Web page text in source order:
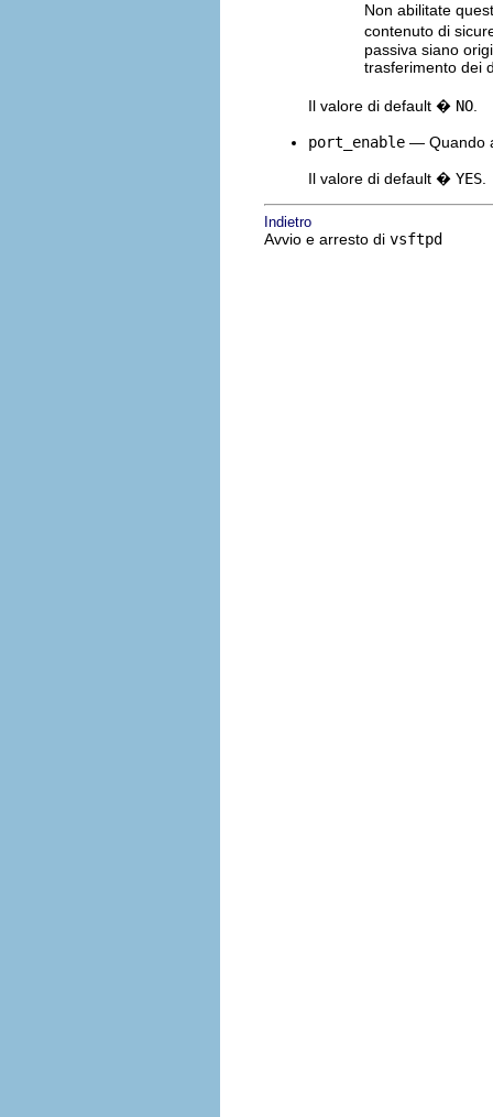
Non abilitate
contenuto di
passiva siano
trasferimento dei
Il valore di default � NO
port_enable — Quando
Il valore di default � YES
Indietro
Avvio e arresto di vsftpd